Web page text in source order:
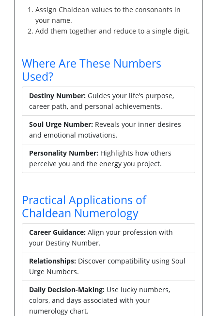
Assign Chaldean values to the consonants in
your name.
Add them together and reduce to a single digit.
Where Are These Numbers
Used?
Destiny Number: Guides your life’s purpose,
career path, and personal achievements.
Soul Urge Number: Reveals your inner desires
and emotional motivations.
Personality Number: Highlights how others
perceive you and the energy you project.
Practical Applications of
Chaldean Numerology
Career Guidance: Align your profession with
your Destiny Number.
Relationships: Discover compatibility using Soul
Urge Numbers.
Daily Decision-Making: Use lucky numbers,
colors, and days associated with your
numerology chart.